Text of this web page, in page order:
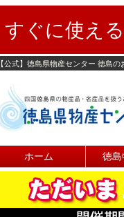
すぐに使え
【公式】徳島県物産センター 徳島
ホーム 徳島